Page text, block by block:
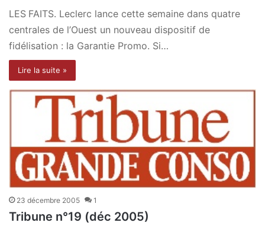
LES FAITS. Leclerc lance cette semaine dans quatre
centrales de l’Ouest un nouveau dispositif de
fidélisation : la Garantie Promo. Si…
Lire la suite »
23 décembre 2005 1
Tribune n°19 (déc 2005)